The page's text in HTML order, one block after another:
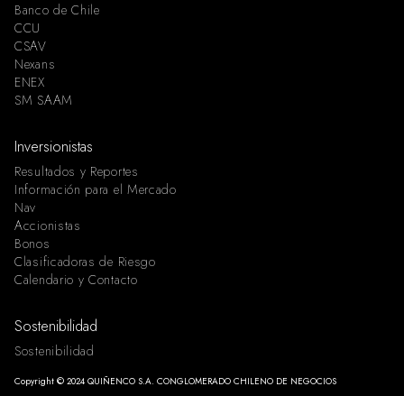
Banco de Chile
CCU
CSAV
Nexans
ENEX
SM SAAM
Inversionistas
Resultados y Reportes
Información para el Mercado
Nav
Accionistas
Bonos
Clasificadoras de Riesgo
Calendario y Contacto
Sostenibilidad
Sostenibilidad
Copyright © 2024 QUIÑENCO S.A. CONGLOMERADO CHILENO DE NEGOCIOS